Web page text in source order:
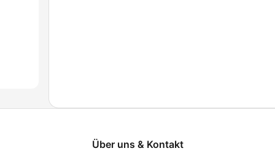
Über uns & Kontakt